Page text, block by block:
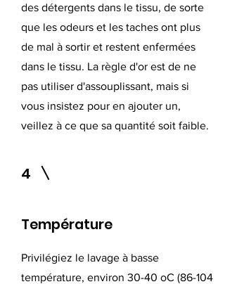
des détergents dans le tissu, de sorte
que les odeurs et les taches ont plus
de mal à sortir et restent enfermées
dans le tissu. La règle d'or est de ne
pas utiliser d'assouplissant, mais si
vous insistez pour en ajouter un,
veillez à ce que sa quantité soit faible.
4
Température
Privilégiez le lavage à basse
température, environ 30-40 oC (86-104